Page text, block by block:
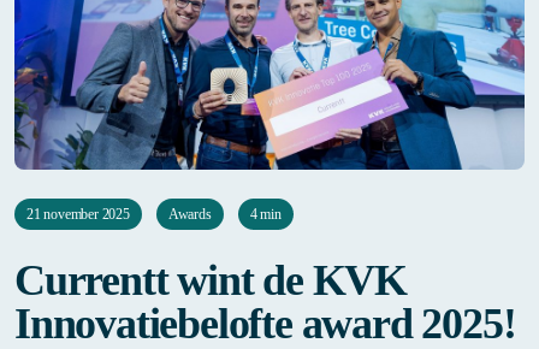
21 november 2025 Awards 4 min
Currentt wint de KVK
Innovatiebelofte award 2025!